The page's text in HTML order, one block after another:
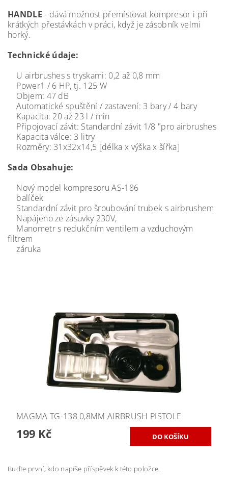
HANDLE - dává možnost přemísťovat kompresor i při
krátkých přestávkách v práci, když je zásobník velmi
horký.
Technické údaje:
U airbrushes s tryskami: 0,2 až 0,8 mm
Power1 / 6 HP, tj. 125 W
Objem: 47 dB
Automatické spuštění / zastavení: 3 bary / 4 bary
Kapacita: 20 až 23 l / min
Připojovací závit: Standardní závit 1/8 "pro airbrushes
Kapacita válce: 3 litry
Rozměry: 31x32x14,5 [délka x výška x šířka]
Sada Obsahuje:
Nový model kompresoru AS-186
balíček
Standardní závit pro šroubování trubek s airbrushem
Napájeno ze zásuvky 230V,
Manometr s redukčním ventilem a vzduchovým
filtrem
záruka
MAGMA TG-138 0,8MM AIRBRUSH PISTOLE
199 Kč
Buďte první, kdo napíše příspěvek k této položce.